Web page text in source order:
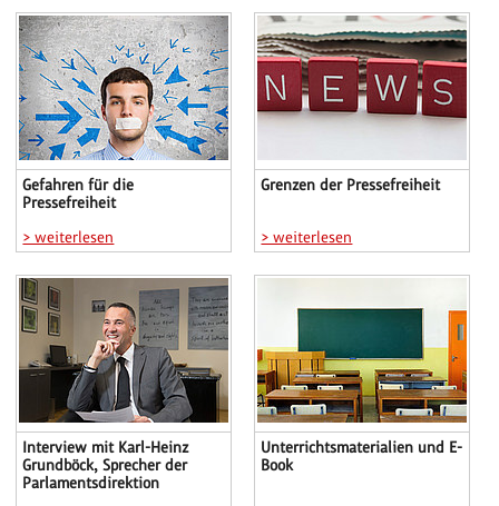
Gefahren für die
Pressefreiheit
> weiterlesen
Grenzen der Pressefreiheit
> weiterlesen
Interview mit Karl-Heinz
Grundböck, Sprecher der
Parlamentsdirektion
Unterrichtsmaterialien und E-
Book